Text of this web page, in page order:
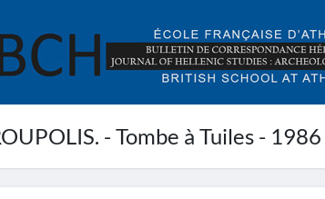
- Tombe à Tuiles - 1986